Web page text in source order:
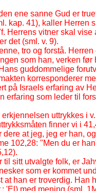
ene sanne Gud er
kap. 41), kaller Herren
Herrens vitner skal
det (sml. v. 9).
tro og forstå.
som han, verken
guddommelige
korresponderer
på Israels erfaring av
erfaring som leder til
uttrykkes i
finner vi i
dere at jeg, jeg er han,
102,28: "Men du er
til sitt utvalgte folk, er
som er kommet
at han er troverdig. Han
'El) med mening (sml.